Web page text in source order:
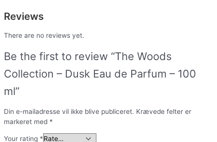
Reviews
There are no reviews yet.
Be the first to review “The Woods
Collection – Dusk Eau de Parfum – 100
ml”
Din e-mailadresse vil ikke blive publiceret. Krævede felter er
markeret med *
Your rating *